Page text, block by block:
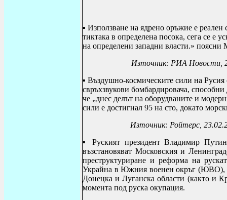
▪ Използване на ядрено оръжие е
тиктака в определена посока, сега се е
на определени западни власти.» поясни
Източник: РИА Новости,
▪ Въздушно-космическите сили на
свръхзвукови бомбардировача,
че „днес делът на оборудваните и
сили е достигнал 95 на сто, докато
Източник: Ройтерс,
▪ Руският президент Владимир
възстановяват Московския и
преструктуриране и реформа на
Украйна в Южния военен окръг (ЮВО),
Донецка и Луганска области (както и
момента под руска окупация.